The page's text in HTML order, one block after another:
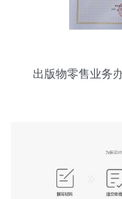
出版物零售业务